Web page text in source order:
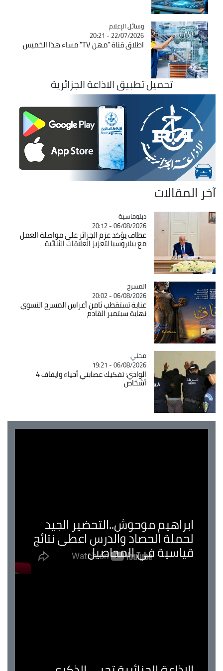
Catégorie
وسائل الإعلام
22/07/2026 - 20:21
اطلاق قناة "مهن TV" مساء هذا الخميس
تحميل تطبيق الاذاعة الجزائرية
آخر المقالات
Catégorie
دبلوماسية
06/08/2026 - 20:12
عطاف يؤكد عزم الجزائر على مواصلة العمل
مع بيلاروسيا لتعزيز العلاقات الثنائية
Catégorie
المسرح
06/08/2026 - 20:02
عنابة تستقطب ثامن أعراس المسرح النسوي
نهاية سبتمبر القادم
Catégorie
محلي
06/08/2026 - 19:21
الوادي: تفكيك عصابتي أحياء وايقاف 4
أشخاص
ابراهيم موحوش..التحضير الجيد
لحملة الحصاد والدرس اعطى نتائج
قياسية في المحاصيل